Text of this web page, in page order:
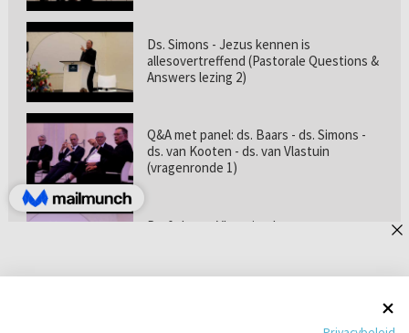
Ds. Simons - Jezus kennen is
allesovertreffend (Pastorale Questions &
Answers lezing 2)
Q&A met panel: ds. Baars - ds. Simons -
ds. van Kooten - ds. van Vlastuin
(vragenronde 1)
Prof. dr. van Vlastuin - Is